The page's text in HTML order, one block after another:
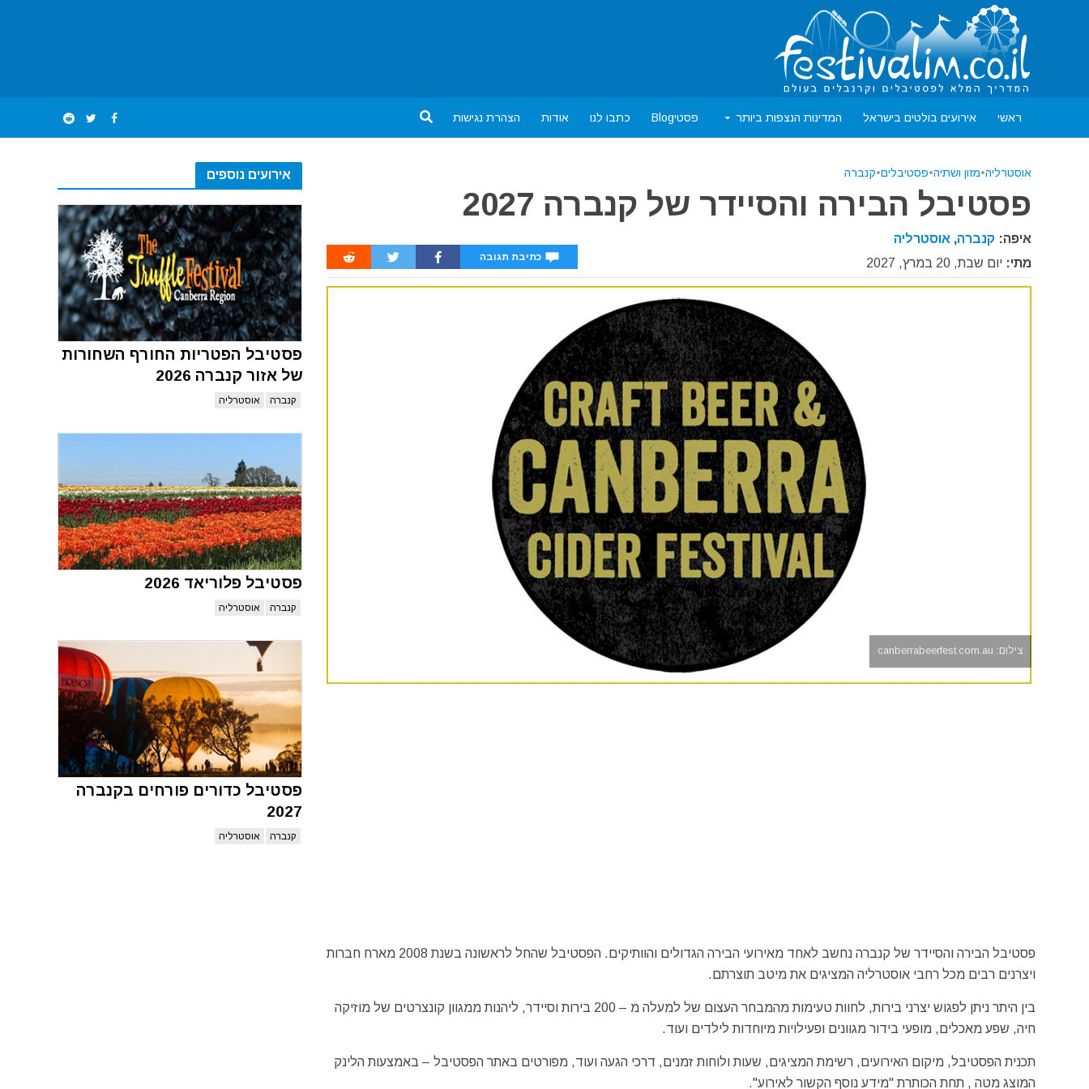
ראשי אירועים בולטים בישראל המדינות הנצפות ביותר פסטיBlog כתבו לנו אודות הצהרת נגישות
אירועים נוספים
פסטיבל הפטריות החורף השחורות
של אזור קנברה 2026
קנברה אוסטרליה
פסטיבל פלוריאד 2026
קנברה אוסטרליה
פסטיבל כדורים פורחים בקנברה
2027
קנברה אוסטרליה
אוסטרליה•מזון ושתיה•פסטיבלים•קנברה
פסטיבל הבירה והסיידר של קנברה 2027
איפה: קנברה, אוסטרליה
מתי: יום שבת, 20 במרץ, 2027 כתיבת תגובה
צילום: canberrabeerfest.com.au
פסטיבל הבירה והסיידר של קנברה נחשב לאחד מאירועי הבירה הגדולים והוותיקים. הפסטיבל שהחל לראשונה בשנת 2008 מארח חברות
ויצרנים רבים מכל רחבי אוסטרליה המציגים את מיטב תוצרתם.
בין היתר ניתן לפגוש יצרני בירות, לחוות טעימות מהמבחר העצום של למעלה מ – 200 בירות וסיידר, ליהנות ממגוון קונצרטים של מוזיקה
חיה, שפע מאכלים, מופעי בידור מגוונים ופעילויות מיוחדות לילדים ועוד.
תכנית הפסטיבל, מיקום האירועים, רשימת המציגים, שעות ולוחות זמנים, דרכי הגעה ועוד, מפורטים באתר הפסטיבל – באמצעות הלינק
המוצג מטה , תחת הכותרת "מידע נוסף הקשור לאירוע".